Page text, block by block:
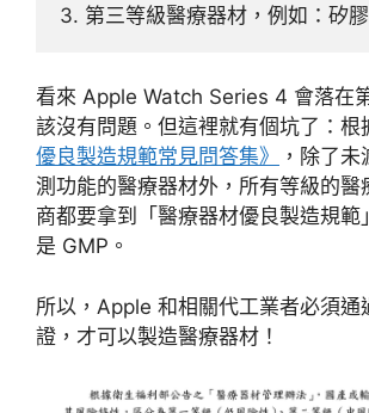
3. 第三等級醫療器材，例如：矽
看來 Apple Watch Series 4 會落在
該沒有問題。但這裡就有個坑了：根
優良製造規範常見問答集》
，除了
測功能的醫療器材外，所有等級的醫
商都要拿到「醫療器材優良製造規範
是 GMP。
所以，Apple 和相關代工業者必須通
證，才可以製造醫療器材！